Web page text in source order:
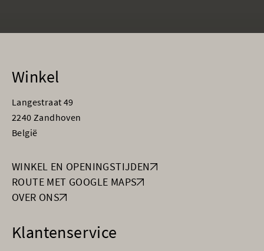
Winkel
Langestraat 49
2240 Zandhoven
België
WINKEL EN OPENINGSTIJDEN
ROUTE MET GOOGLE MAPS
OVER ONS
Klantenservice